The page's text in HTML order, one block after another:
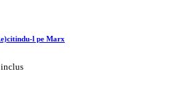
l pe Marx